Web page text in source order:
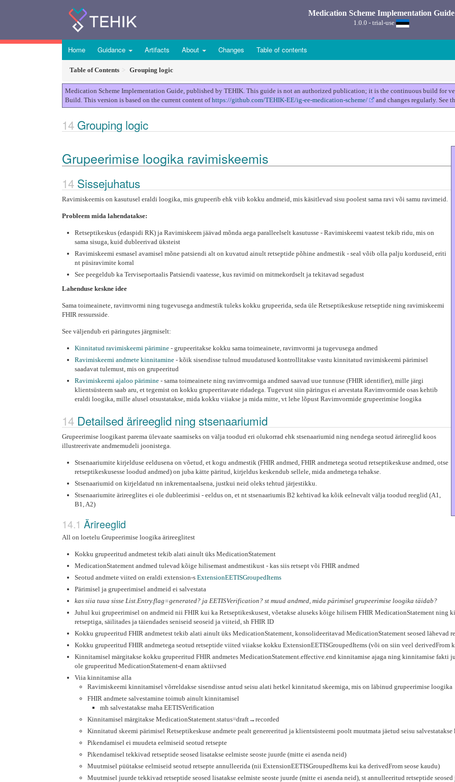
Medication Scheme Implementation Guide
1.0.0 - trial-use
Home Guidance Artifacts About Changes Table of contents
Table of Contents Grouping logic
Medication Scheme Implementation Guide, published by TEHIK. This guide is not an authorized publication; it is the continuous build for
Build. This version is based on the current content ofhttps://github.com/TEHIK-EE/ig-ee-medication-scheme/ and changes regularly. See
Grouping logic
Grupeerimise loogika ravimiskeemis
Sissejuhatus
Ravimiskeemis on kasutusel eraldi loogika, mis grupeerib ehk viib kokku andmeid, mis käsitlevad sisu poolest sama ravi või samu ravimeid.
Probleem mida lahendatakse:
Retseptikeskus (edaspidi RK) ja Ravimiskeem jäävad mõnda aega paralleelselt kasutusse - Ravimiskeemi vaatest tekib ridu, mis on
sama sisuga, kuid dubleerivad üksteist
Ravimiskeemi esmasel avamisel mõne patsiendi alt on kuvatud ainult retseptide põhine andmestik - seal võib olla palju korduseid, eriti
nt püsiravimite korral
See peegeldub ka Terviseportaalis Patsiendi vaatesse, kus ravimid on mitmekordselt ja tekitavad segadust
Lahenduse keskne idee
Sama toimeainete, ravimvormi ning tugevusega andmestik tuleks kokku grupeerida, seda üle Retseptikeskuse retseptide ning ravimiskeemi
FHIR ressursside.
See väljendub eri päringutes järgmiselt:
Kinnitatud ravimiskeemi pärimine - grupeeritakse kokku sama toimeainete, ravimvormi ja tugevusega andmed
Ravimiskeemi andmete kinnitamine - kõik sisendisse tulnud muudatused kontrollitakse vastu kinnitatud ravimiskeemi pärimisel
saadavat tulemust, mis on grupeeritud
Ravimiskeemi ajaloo pärimine - sama toimeainete ning ravimvormiga andmed saavad uue tunnuse (FHIR identifier), mille järgi
klientsüsteem saab aru, et tegemist on kokku grupeeritavate ridadega. Tugevust siin päringus ei arvestata Ravimvormide osas kehtib
eraldi loogika, mille alusel otsustatakse, mida kokku viiakse ja mida mitte, vt lehe lõpust Ravimvormide grupeerimise loogika
Detailsed ärireeglid ning stsenaariumid
Grupeerimise loogikast parema ülevaate saamiseks on välja toodud eri olukorrad ehk stsenaariumid ning nendega seotud ärireeglid koos
illustreerivate andmemudeli joonistega.
Stsenaariumite kirjelduse eeldusena on võetud, et kogu andmestik (FHIR andmed, FHIR andmetega seotud retseptikeskuse andmed, otse
retseptikeskusesse loodud andmed) on juba kätte päritud, kirjeldus keskendub sellele, mida andmetega tehakse.
Stsenaariumid on kirjeldatud nn inkrementaalsena, justkui neid oleks tehtud järjestikku.
Stsenaariumite ärireeglites ei ole dubleerimisi - eeldus on, et nt stsenaariumis B2 kehtivad ka kõik eelnevalt välja toodud reeglid (A1,
B1, A2)
Ärireeglid
All on loetelu Grupeerimise loogika ärireeglitest
Kokku grupeeritud andmetest tekib alati ainult üks MedicationStatement
MedicationStatement andmed tulevad kõige hilisemast andmestikust - kas siis retsept või FHIR andmed
Seotud andmete viited on eraldi extension-s ExtensionEETISGroupedItems
Pärimisel ja grupeerimisel andmeid ei salvestata
kas siia tuua sisse List.Entry.flag=generated? ja EETISVerification? st muud andmed, mida pärimisel grupeerimise loogika täidab?
Juhul kui grupeerimisel on andmeid nii FHIR kui ka Retseptikeskusest, võetakse aluseks kõige hilisem FHIR MedicationStatement ning
retseptiga, säilitades ja täiendades seniseid seoseid ja viiteid, sh FHIR ID
Kokku grupeeritud FHIR andmetest tekib alati ainult üks MedicationStatement, konsolideeritavad MedicationStatement seosed lähevad
Kokku grupeeritud FHIR andmetega seotud retseptide viited viiakse kokku ExtensionEETISGroupedItems (või on siin veel derivedFrom
Kinnitamisel märgitakse kokku grupeeritud FHIR andmetes MedicationStatement.effective.end kinnitamise ajaga ning kinnitamise fakti
ole grupeeritud MedicationStatement-d enam aktiivsed
Viia kinnitamise alla
Ravimiskeemi kinnitamisel võrreldakse sisendisse antud seisu alati hetkel kinnitatud skeemiga, mis on läbinud grupeerimise loogika
FHIR andmete salvestamine toimub ainult kinnitamisel
mh salvestatakse maha EETISVerification
Kinnitamisel märgitakse MedicationStatement.status=draft→recorded
Kinnitatud skeemi pärimisel Retseptikeskuse andmete pealt genereeritud ja klientsüsteemi poolt muutmata jäetud seisu
Pikendamisel ei muudeta eelmiseid seotud retsepte
Pikendamisel tekkivad retseptide seosed lisatakse eelmiste seoste juurde (mitte ei asenda neid)
Muutmisel püütakse eelmiseid seotud retsepte annulleerida (nii ExtensionEETISGroupedItems kui ka derivedFrom seose kaudu)
Muutmisel juurde tekkivad retseptide seosed lisatakse eelmiste seoste juurde (mitte ei asenda neid), st annulleeritud retseptide seosed